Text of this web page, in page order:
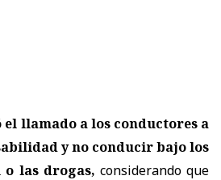
el llamado a los conductores a
y no conducir bajo los
o las drogas, considerando que